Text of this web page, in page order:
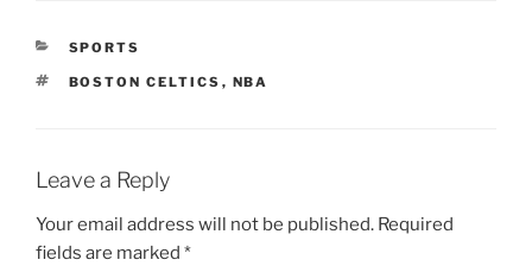
CATEGORIES
SPORTS
TAGS
BOSTON CELTICS , NBA
Leave a Reply
Your email address will not be published. Required
fields are marked *